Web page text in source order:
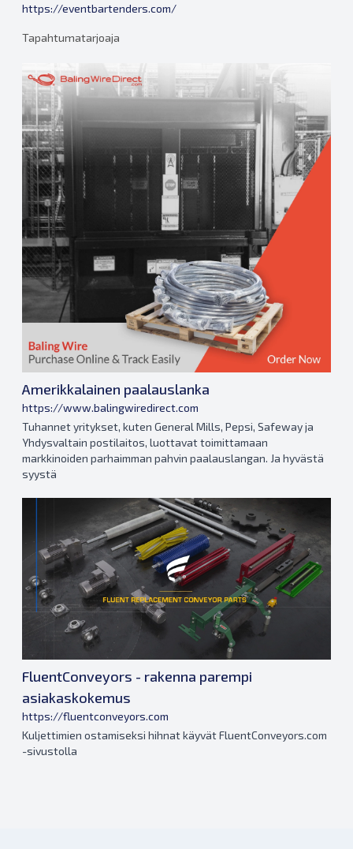
https://eventbartenders.com/
Tapahtumatarjoaja
Amerikkalainen paalauslanka
https://www.balingwiredirect.com
Tuhannet yritykset, kuten General Mills, Pepsi, Safeway ja
Yhdysvaltain postilaitos, luottavat toimittamaan
markkinoiden parhaimman pahvin paalauslangan. Ja hyvästä
syystä
FluentConveyors - rakenna parempi
asiakaskokemus
https://fluentconveyors.com
Kuljettimien ostamiseksi hihnat käyvät FluentConveyors.com
-sivustolla